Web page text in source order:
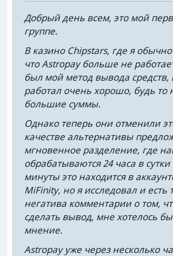
Добрый день всем, это мой
группе.
В казино Chipstars, где я
что Astropay больше не
был мой метод вывода средств,
работал очень хорошо, будь
большие суммы.
Однако теперь они отменили
качестве альтернативы
мгновенное разделение, где
обрабатываются 24 часа в
минуты это находится в
MiFinity, но я исследовал и есть
негатива комментарии о том,
сделать вывод, мне хотелось
мнение.
Astropay уже через несколько